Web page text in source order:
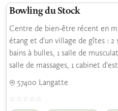
Bowling du Stock
Centre de bien-être récent en
étang et d'un village de gîtes : 2
bains à bulles, 1 salle de
salle de massages, 1 cabinet
57400 Langatte